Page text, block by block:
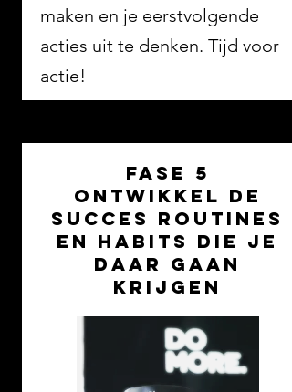
maken en je eerstvolgende
acties uit te denken. Tijd voor
actie!
fase 5
ontwikkel de
succes routines
en habits die je
daar gaan
krijgen